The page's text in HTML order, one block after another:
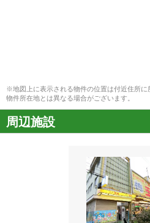
※地図上に表示される物件の位置は付近住所
物件所在地とは異なる場合がございます。
周辺施設